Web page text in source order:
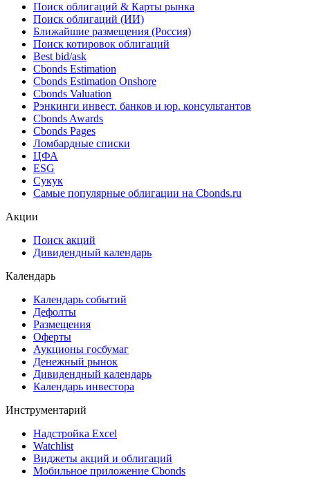
Поиск облигаций & Карты рынка
Поиск облигаций (ИИ)
Ближайшие размещения (Россия)
Поиск котировок облигаций
Best bid/ask
Cbonds Estimation
Cbonds Estimation Onshore
Cbonds Valuation
Рэнкинги инвест. банков и юр. консультантов
Cbonds Awards
Cbonds Pages
Ломбардные списки
ЦФА
ESG
Сукук
Самые популярные облигации на Cbonds.ru
Акции
Поиск акций
Дивидендный календарь
Календарь
Календарь событий
Дефолты
Размещения
Оферты
Аукционы госбумаг
Денежный рынок
Дивидендный календарь
Календарь инвестора
Инструментарий
Надстройка Excel
Watchlist
Виджеты акций и облигаций
Мобильное приложение Cbonds